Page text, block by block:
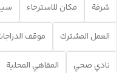
شرفة مكان للاسترخاء
العمل المشترك موقف
نادي صحي المقاهي المحلية